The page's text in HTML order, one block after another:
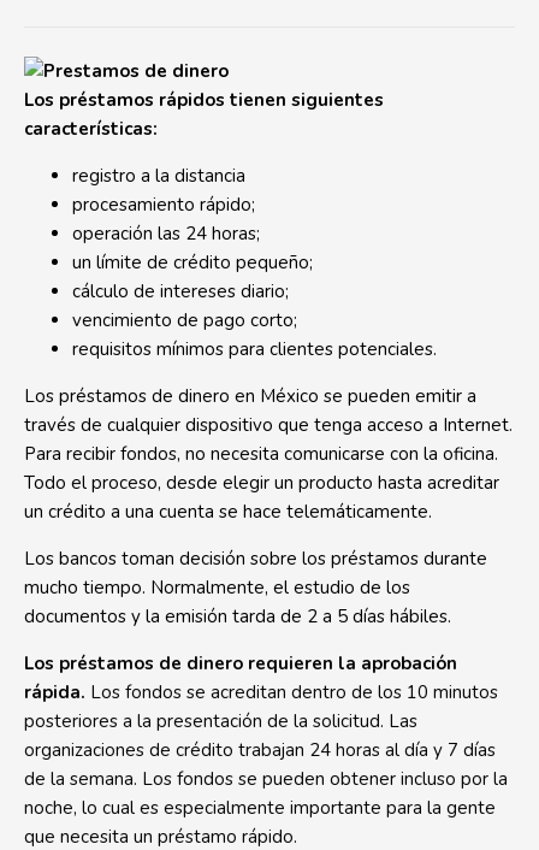
Los préstamos rápidos tienen siguientes
características:
registro a la distancia
procesamiento rápido;
operación las 24 horas;
un límite de crédito pequeño;
cálculo de intereses diario;
vencimiento de pago corto;
requisitos mínimos para clientes potenciales.
Los préstamos de dinero en México se pueden emitir a
través de cualquier dispositivo que tenga acceso a Internet.
Para recibir fondos, no necesita comunicarse con la oficina.
Todo el proceso, desde elegir un producto hasta acreditar
un crédito a una cuenta se hace telemáticamente.
Los bancos toman decisión sobre los préstamos durante
mucho tiempo. Normalmente, el estudio de los
documentos y la emisión tarda de 2 a 5 días hábiles.
Los préstamos de dinero requieren la aprobación
rápida. Los fondos se acreditan dentro de los 10 minutos
posteriores a la presentación de la solicitud. Las
organizaciones de crédito trabajan 24 horas al día y 7 días
de la semana. Los fondos se pueden obtener incluso por la
noche, lo cual es especialmente importante para la gente
que necesita un préstamo rápido.